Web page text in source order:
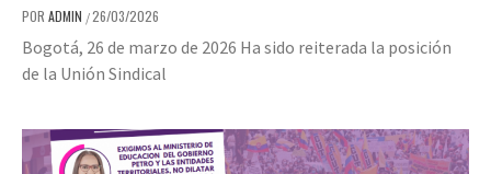
POR ADMIN /26/03/2026
Bogotá, 26 de marzo de 2026 Ha sido reiterada la posición
de la Unión Sindical